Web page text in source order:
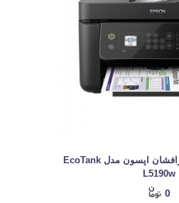
پرینتر چندکاره جوهرافشان اپسون مدل EcoTank
L5190w
0